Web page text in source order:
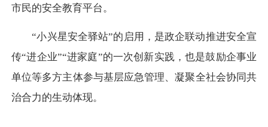
市民的安全教育平台。
“小兴星安全驿站”的启用，是政企联动推进安全宣
传“进企业”“进家庭”的一次创新实践， 也是鼓励企事业
单位等多方主体参与基层应急管理、凝聚全社会协同共
治合力的生动体现。